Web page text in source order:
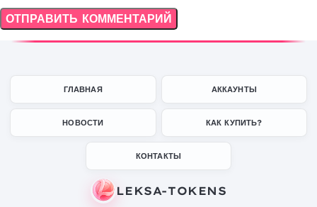
ГЛАВНАЯ АККАУНТЫ
НОВОСТИ КАК КУПИТЬ?
КОНТАКТЫ